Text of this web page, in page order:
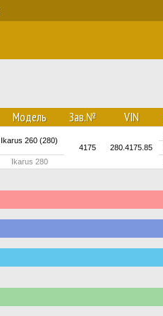
Модель Зав.№ VIN
Ikarus 260 (280)
4175
280.4175.85
Ikarus 280